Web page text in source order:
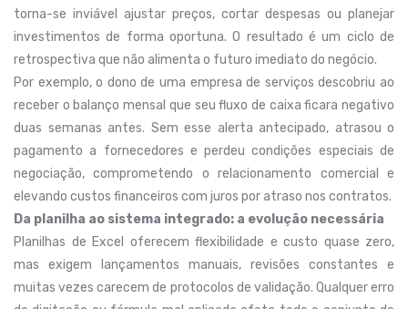
torna-se inviável ajustar preços, cortar despesas ou planejar
investimentos de forma oportuna. O resultado é um ciclo de
retrospectiva que não alimenta o futuro imediato do negócio.
Por exemplo, o dono de uma empresa de serviços descobriu ao
receber o balanço mensal que seu fluxo de caixa ficara negativo
duas semanas antes. Sem esse alerta antecipado, atrasou o
pagamento a fornecedores e perdeu condições especiais de
negociação, comprometendo o relacionamento comercial e
elevando custos financeiros com juros por atraso nos contratos.
Da planilha ao sistema integrado: a evolução necessária
Planilhas de Excel oferecem flexibilidade e custo quase zero,
mas exigem lançamentos manuais, revisões constantes e
muitas vezes carecem de protocolos de validação. Qualquer erro